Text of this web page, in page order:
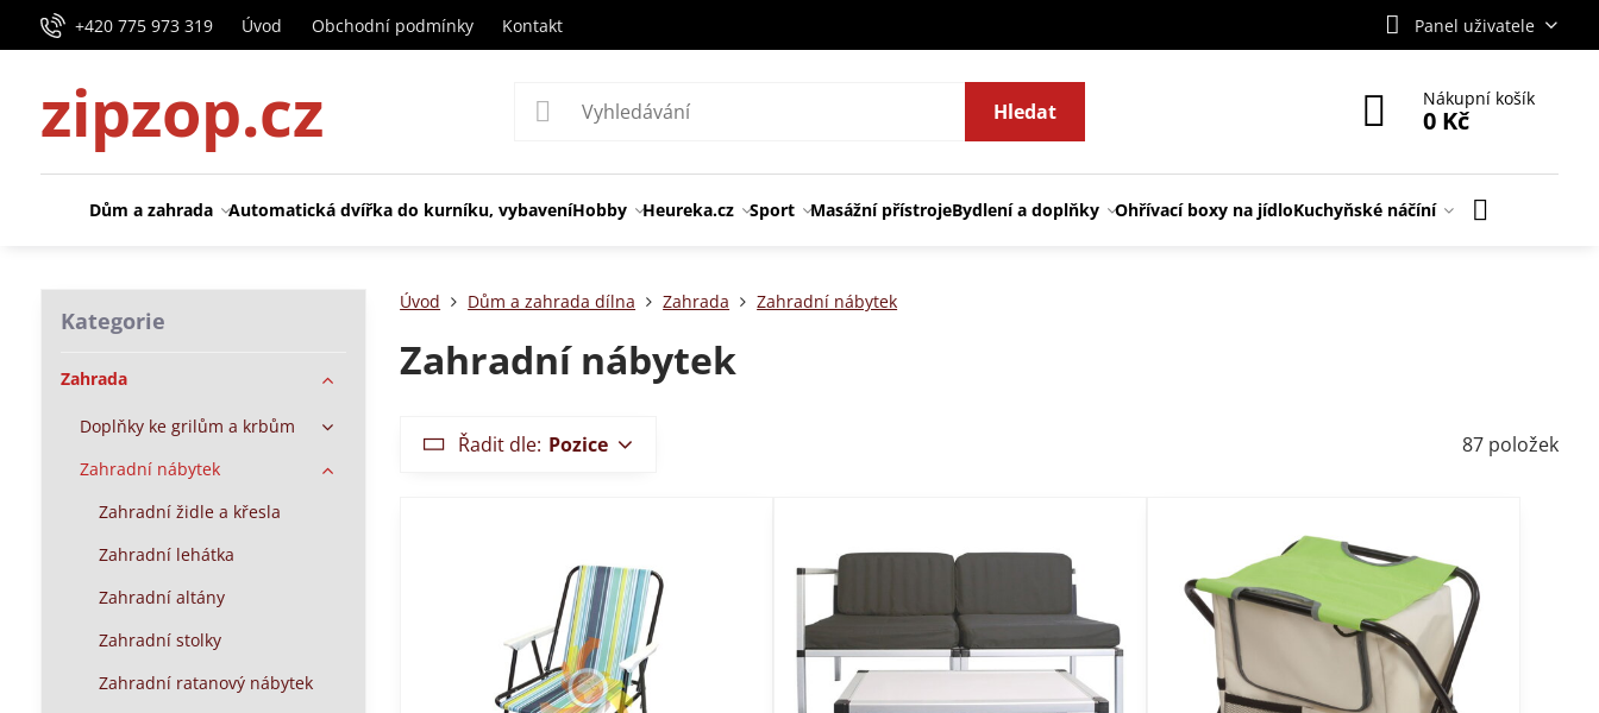
+420 775 973 319 Úvod Obchodní podmínky Kontakt Panel uživatele
zipzop.cz Hledat
Nákupní košík
0 Kč
Dům a zahrada Automatická dvířka do kurníku, vybaveníHobby Heureka.cz Sport Masážní přístrojeBydlení a doplňky Ohřívací boxy na jídloKuchyňské náčíní
Úvod Dům a zahrada dílna Zahrada Zahradní nábytek
Zahradní nábytek
Řadit dle: Pozice 87 položek
Kategorie
Zahrada
Doplňky ke grilům a krbům
Zahradní nábytek
Zahradní židle a křesla
Zahradní lehátka
Zahradní altány
Zahradní stolky
Zahradní ratanový nábytek